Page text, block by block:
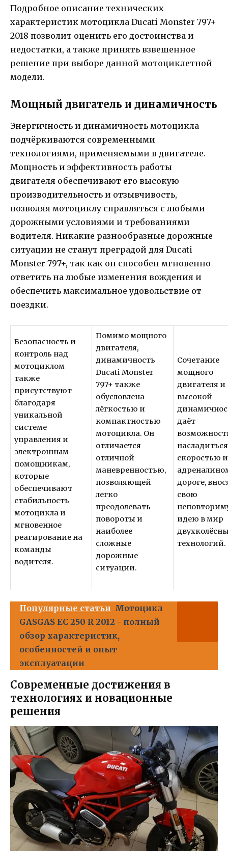
Подробное описание технических
характеристик мотоцикла Ducati Monster 797+
2018 позволит оценить его достоинства и
недостатки, а также принять взвешенное
решение при выборе данной мотоциклетной
модели.
Мощный двигатель и динамичность
Энергичность и динамичность мотоцикла
подчёркиваются современными
технологиями, применяемыми в двигателе.
Мощность и эффективность работы
двигателя обеспечивают его высокую
производительность и отзывчивость,
позволяя мотоциклу справляться с любыми
дорожными условиями и требованиями
водителя. Никакие разнообразные дорожные
ситуации не станут преградой для Ducati
Monster 797+, так как он способен мгновенно
ответить на любые изменения вождения и
обеспечить максимальное удовольствие от
поездки.
Безопасность и
контроль над
мотоциклом
также
присутствуют
благодаря
уникальной
системе
управления и
электронным
помощникам,
которые
обеспечивают
стабильность
мотоцикла и
мгновенное
реагирование на
команды
водителя.
Помимо мощного
двигателя,
динамичность
Ducati Monster
797+ также
обусловлена
лёгкостью и
компактностью
мотоцикла. Он
отличается
отличной
маневренностью,
позволяющей
легко
преодолевать
повороты и
наиболее
сложные
дорожные
ситуации.
Сочетание
мощного
двигателя и
высокой
даёт
насладиться
скоростью и
дороге,
свою
идею в мир
технологий.
Популярные статьи Мотоцикл
GASGAS EC 250 R 2012 - полный
обзор характеристик,
особенностей и опыт
эксплуатации
Современные достижения в
технологиях и новационные
решения